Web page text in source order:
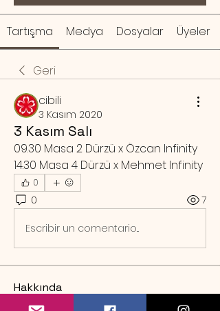
Tartışma Medya Dosyalar Üyeler
Geri
cibili
3 Kasım 2020
3 Kasım Salı
09.30 Masa 2 Dürzü x Özcan Infinity
14.30 Masa 4 Dürzü x Mehmet Infinity
0
0 7
Escribir un comentario...
Hakkında
Örnek rezervasyon mesajı Sa